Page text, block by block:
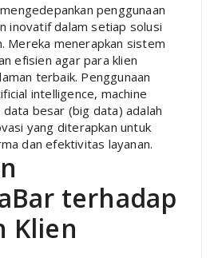
penggunaan
inovatif dalam setiap solusi
Mereka menerapkan sistem
efisien agar para klien
terbaik. Penggunaan
intelligence, machine
data besar (big data) adalah
yang diterapkan untuk
dan efektivitas layanan.
terhadap
Klien